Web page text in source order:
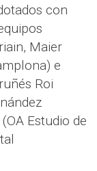
con
Maier
e
Roi
Estudio de